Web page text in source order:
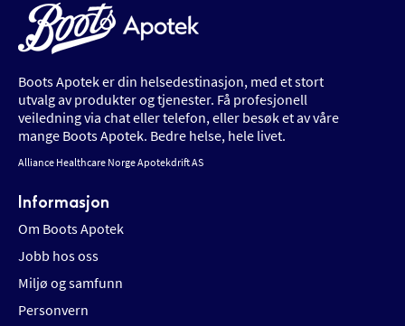
Boots Apotek er din helsedestinasjon, med et stort
utvalg av produkter og tjenester. Få profesjonell
veiledning via chat eller telefon, eller besøk et av våre
mange Boots Apotek. Bedre helse, hele livet.
Alliance Healthcare Norge Apotekdrift AS
Informasjon
Om Boots Apotek
Jobb hos oss
Miljø og samfunn
Personvern